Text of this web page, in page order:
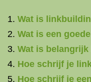
Wat is
Wat is een
Wat is
Hoe schrijf je
Hoe schrijf je